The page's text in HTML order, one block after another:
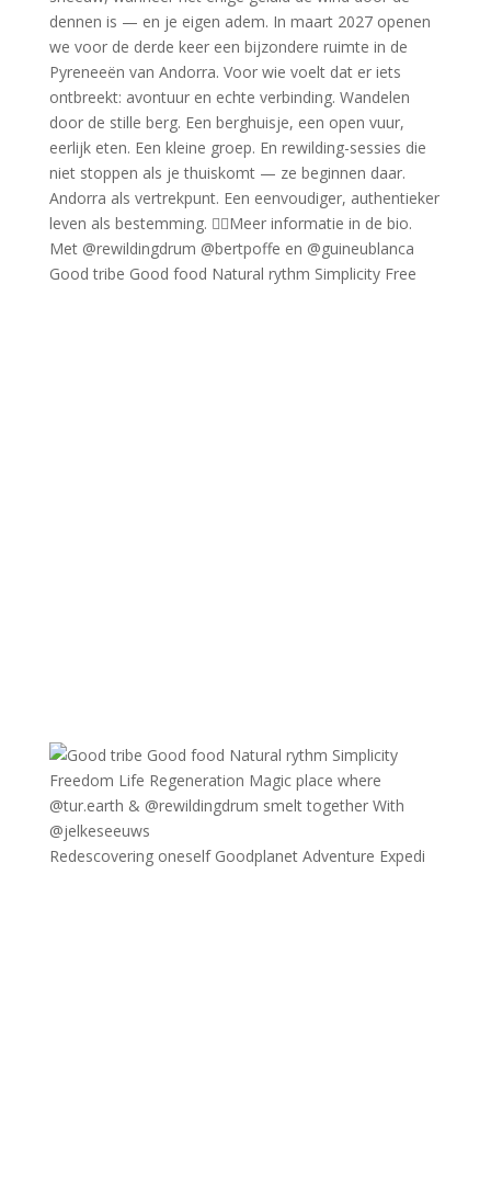
Good tribe Good food Natural rythm Simplicity Free
Redescovering oneself Goodplanet Adventure Expedi